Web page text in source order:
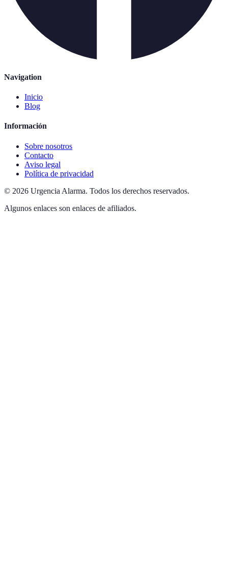
Navigation
Inicio
Blog
Información
Sobre nosotros
Contacto
Aviso legal
Política de privacidad
© 2026 Urgencia Alarma. Todos los derechos reservados.
Algunos enlaces son enlaces de afiliados.